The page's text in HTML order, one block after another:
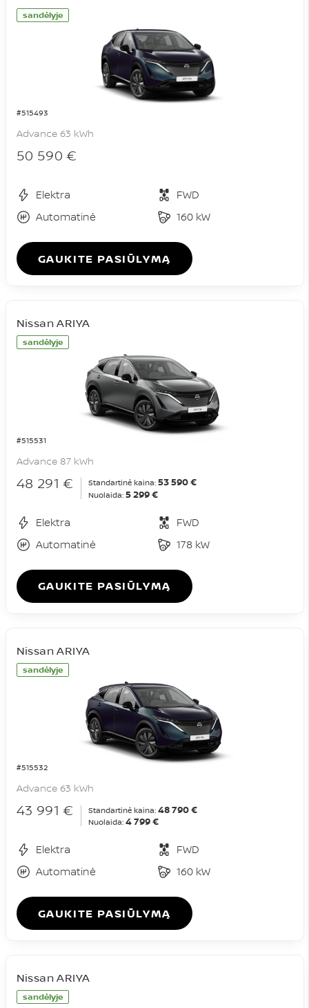
sandėlyje
#515493
Advance 63 kWh
50 590 €
Elektra
FWD
Automatinė
160 kW
GAUKITE PASIŪLYMĄ
sandėlyje
#515531
Nissan ARIYA
Advance 87 kWh
48 291 € Standartinė kaina: 53 590 €
Nuolaida: 5 299 €
Elektra
FWD
Automatinė
178 kW
GAUKITE PASIŪLYMĄ
sandėlyje
#515532
Nissan ARIYA
Advance 63 kWh
43 991 € Standartinė kaina: 48 790 €
Nuolaida: 4 799 €
Elektra
FWD
Automatinė
160 kW
GAUKITE PASIŪLYMĄ
sandėlyje
Nissan ARIYA